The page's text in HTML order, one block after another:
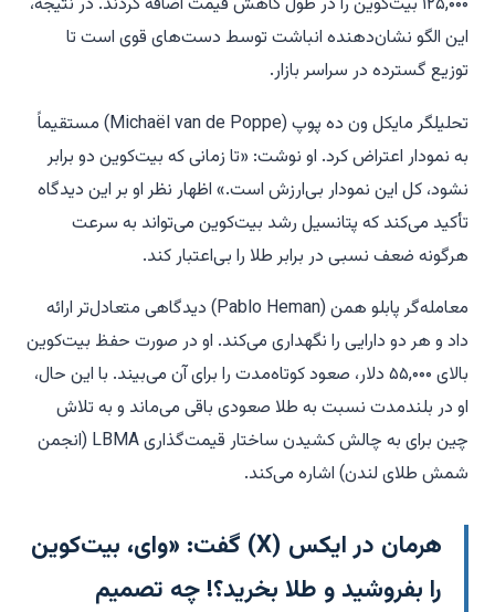
این الگو نشان‌دهنده انباشت توسط دست‌های قوی است تا
توزیع گسترده در سراسر بازار.
تحلیلگر مایکل ون ده پوپ (Michaël van de Poppe) مستقیماً
به نمودار اعتراض کرد. او نوشت: «تا زمانی که بیت‌کوین دو برابر
نشود، کل این نمودار بی‌ارزش است.» اظهار نظر او بر این دیدگاه
تأکید می‌کند که پتانسیل رشد بیت‌کوین می‌تواند به سرعت
هرگونه ضعف نسبی در برابر طلا را بی‌اعتبار کند.
معامله‌گر پابلو همن (Pablo Heman) دیدگاهی متعادل‌تر ارائه
داد و هر دو دارایی را نگهداری می‌کند. او در صورت حفظ بیت‌کوین
بالای ۵۵,۰۰۰ دلار، صعود کوتاه‌مدت را برای آن می‌بیند. با این حال،
او در بلندمدت نسبت به طلا صعودی باقی می‌ماند و به تلاش
چین برای به چالش کشیدن ساختار قیمت‌گذاری LBMA (انجمن
شمش طلای لندن) اشاره می‌کند.
هرمان در ایکس (X) گفت: «وای، بیت‌کوین
را بفروشید و طلا بخرید؟! چه تصمیم